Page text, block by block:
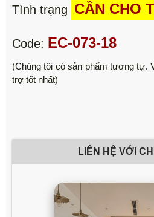
Tình trạng CẦN CHO
Code: EC-073-18
(Chúng tôi có sản phẩm tương tự.
trợ tốt nhất)
LIÊN HỆ VỚI